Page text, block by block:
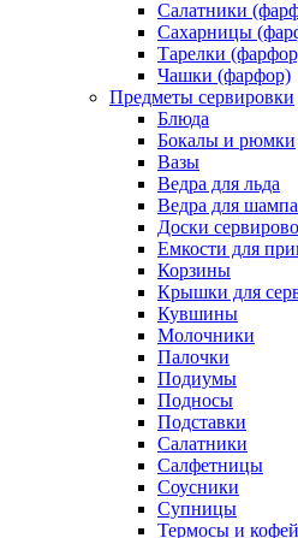
Салатники
Сахарницы
Тарелки
Чашки (фарфор)
Предметы сервировки
Блюда
Бокалы и рюмки
Вазы
Ведра для льда
Ведра для
Доски
Емкости для
Корзины
Крышки для
Кувшины
Молочники
Палочки
Подиумы
Подносы
Подставки
Салатники
Салфетницы
Соусники
Супницы
Термосы и